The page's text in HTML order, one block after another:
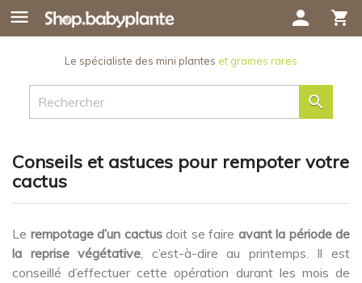
 shopping_cart
person
Le spécialiste des mini plantes et graines rares

Conseils et astuces pour rempoter votre
cactus
Le rempotage d’un cactusdoit se faire avant la période de
la reprise végétative, c’est-à-dire au printemps. Il est
conseillé d’effectuer cette opération durant les mois de